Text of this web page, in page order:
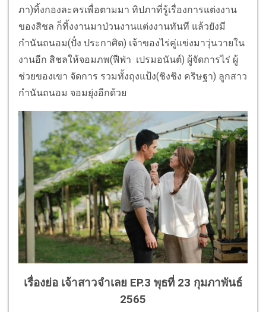
ภา)ทิ้งกองละครเพื่อตามมา ทิปภาที่รู้เรื่องการแต่งงาน
ของสิชล ก็ทิ้งงานมาป่วนงานแต่งงานทันที แล้วยังมี
กำนันถนอม(ปั๋ง ประกาศิต) เจ้าของไร่คู่แข่งมาวุ่นวายใน
งานอีก สิชลให้จอมภพ(ฟีฟ่า เปรมอนันต์) ผู้จัดการไร่ ผู้
ช่วยของเขา จัดการ รวมทั้งถุงแป้ง(ชิงชิง คริษฐา) ลูกสาว
กำนันถนอม จอมยุ่งอีกด้วย
เรื่องย่อ เจ้าสาวจำเลย EP.3 พุธที่ 23 กุมภาพันธ์
2565